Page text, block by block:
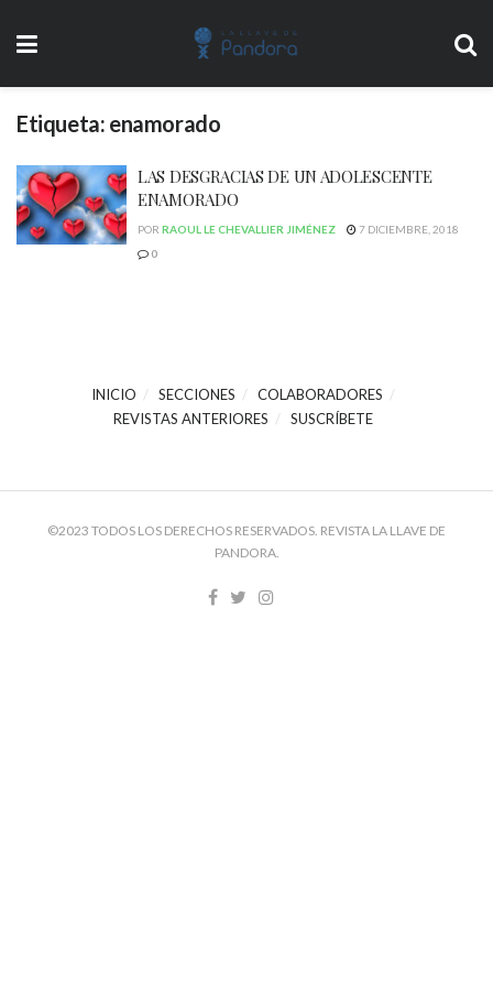
Etiqueta: enamorado
LAS DESGRACIAS DE UN ADOLESCENTE
ENAMORADO
POR RAOUL LE CHEVALLIER JIMÉNEZ
7 DICIEMBRE, 2018
0
INICIO SECCIONES
COLABORADORES
REVISTAS ANTERIORES
SUSCRÍBETE
©2023 TODOS LOS DERECHOS RESERVADOS. REVISTA LA LLAVE DE
PANDORA.